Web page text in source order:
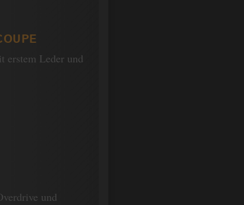
erstem Leder und
und